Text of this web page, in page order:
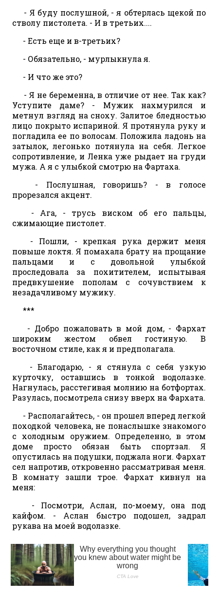
- Я буду послушной, - я обтерлась щекой по
стволу пистолета. - И в третьих....
- Есть еще и в-третьих?
- Обязательно, - мурлыкнула я.
- И что же это?
- Я не беременна, в отличие от нее. Так как?
Уступите даме? - Мужик нахмурился и
метнул взгляд на сноху. Залитое бледностью
лицо покрыто испариной. Я протянула руку и
погладила ее по волосам. Положила ладонь на
затылок, легонько потянула на себя. Легкое
сопротивление, и Ленка уже рыдает на груди
мужа. А я с улыбкой смотрю на Фартаха.
- Послушная, говоришь? - в голосе
прорезался акцент.
- Ага, - трусь виском об его пальцы,
сжимающие пистолет.
- Пошли, - крепкая рука держит меня
повыше локтя. Я помахала брату на прощание
пальцами и с довольной улыбкой
проследовала за похитителем, испытывая
предвкушение пополам с сочувствием к
незадачливому мужику.
***
- Добро пожаловать в мой дом, - Фархат
широким жестом обвел гостиную. В
восточном стиле, как я и предполагала.
- Благодарю, - я стянула с себя узкую
курточку, оставшись в тонкой водолазке.
Нагнулась, расстегивая молнию на ботфортах.
Разулась, посмотрела снизу вверх на Фархата.
- Располагайтесь, - он прошел вперед легкой
походкой человека, не понаслышке знакомого
с холодным оружием. Определенно, в этом
доме просто обязан быть спортзал. Я
опустилась на подушки, поджала ноги. Фархат
сел напротив, откровенно рассматривая меня.
В комнату зашли трое. Фархат кивнул на
меня:
- Посмотри, Аслан, по-моему, она под
кайфом. - Аслан быстро подошел, задрал
рукава на моей водолазке.